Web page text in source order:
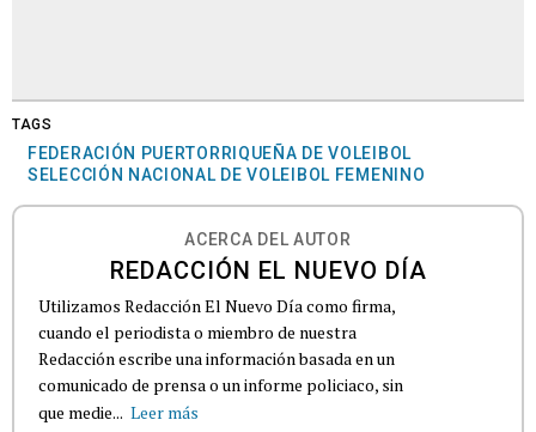
TAGS
FEDERACIÓN PUERTORRIQUEÑA DE VOLEIBOL
SELECCIÓN NACIONAL DE VOLEIBOL FEMENINO
ACERCA DEL AUTOR
REDACCIÓN EL NUEVO DÍA
Utilizamos Redacción El Nuevo Día como firma,
cuando el periodista o miembro de nuestra
Redacción escribe una información basada en un
comunicado de prensa o un informe policiaco, sin
que medie... Leer más